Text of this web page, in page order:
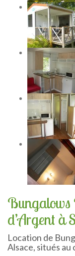
Bungalows
d’Argent à
Location de
Alsace, situés au